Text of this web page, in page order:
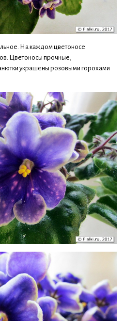
На каждом цветоносе
Цветоносы прочные,
украшены розовыми горохами